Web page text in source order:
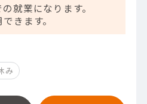
就業になります。
きます。
み